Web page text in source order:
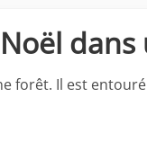
forêt. Il est